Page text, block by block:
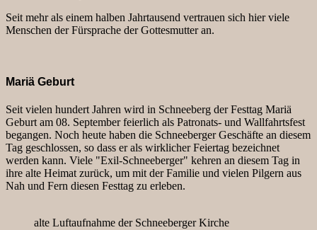
Seit mehr als einem halben Jahrtausend vertrauen sich hier viele
Menschen der Fürsprache der Gottesmutter an.
Mariä Geburt
Seit vielen hundert Jahren wird in Schneeberg der Festtag Mariä
Geburt am 08. September feierlich als Patronats- und Wallfahrtsfest
begangen. Noch heute haben die Schneeberger Geschäfte an diesem
Tag geschlossen, so dass er als wirklicher Feiertag bezeichnet
werden kann. Viele "Exil-Schneeberger" kehren an diesem Tag in
ihre alte Heimat zurück, um mit der Familie und vielen Pilgern aus
Nah und Fern diesen Festtag zu erleben.
alte Luftaufnahme der Schneeberger Kirche